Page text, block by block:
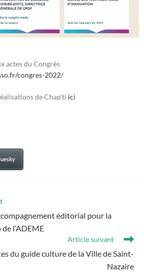
actes du Congrès
congres-2022/
de Chap’ti ici
éditorial pour la
l’ADEME
Article suivant
du guide culture de la Ville de Saint-
Nazaire